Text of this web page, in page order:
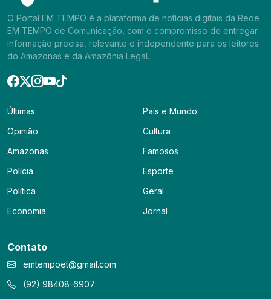
O Portal EM TEMPO é a plataforma de notícias digitais da Rede
EM TEMPO de Comunicação, com o compromisso de entregar
informação precisa, relevante e independente para os leitores
do Amazonas e da Amazônia Legal.
Últimas
Opinião
Amazonas
Polícia
Política
Economia
País e Mundo
Cultura
Famosos
Esporte
Geral
Jornal
Contato
emtempoet@gmail.com
(92) 98408-6907